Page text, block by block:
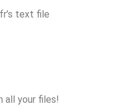
text file
all your files!